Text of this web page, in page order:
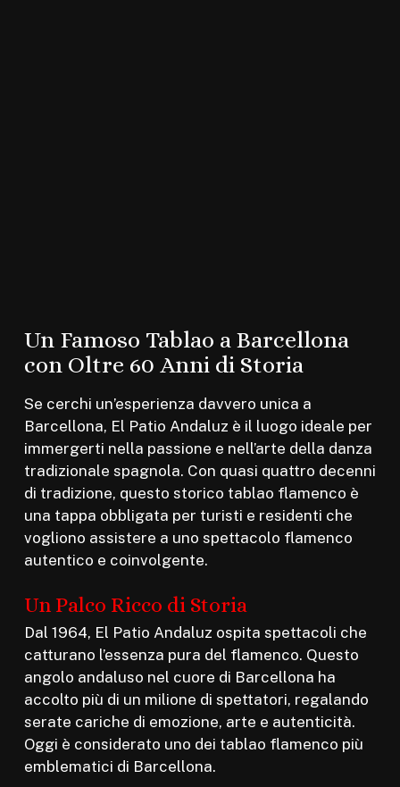
Un Famoso Tablao a Barcellona
con Oltre 60 Anni di Storia
Se cerchi un’esperienza davvero unica a
Barcellona, El Patio Andaluz è il luogo ideale per
immergerti nella passione e nell’arte della danza
tradizionale spagnola. Con quasi quattro decenni
di tradizione, questo storico tablao flamenco è
una tappa obbligata per turisti e residenti che
vogliono assistere a uno spettacolo flamenco
autentico e coinvolgente.
Un Palco Ricco di Storia
Dal 1964, El Patio Andaluz ospita spettacoli che
catturano l’essenza pura del flamenco. Questo
angolo andaluso nel cuore di Barcellona ha
accolto più di un milione di spettatori, regalando
serate cariche di emozione, arte e autenticità.
Oggi è considerato uno dei tablao flamenco più
emblematici di Barcellona.